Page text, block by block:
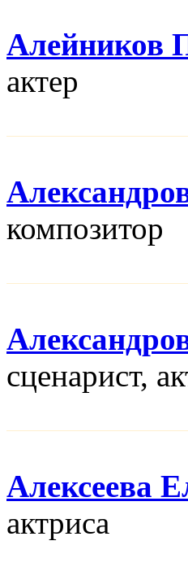
Алейников
актер
композитор
сценарист,
Алексеева
актриса